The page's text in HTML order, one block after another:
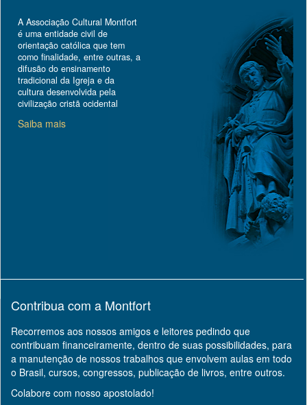
A Associação Cultural Montfort
é uma entidade civil de
orientação católica que tem
como finalidade, entre outras, a
difusão do ensinamento
tradicional da Igreja e da
cultura desenvolvida pela
civilização cristã ocidental
Saiba mais
Contribua com a Montfort
Recorremos aos nossos amigos e leitores pedindo que
contribuam financeiramente, dentro de suas possibilidades, para
a manutenção de nossos trabalhos que envolvem aulas em todo
o Brasil, cursos, congressos, publicação de livros, entre outros.
Colabore com nosso apostolado!